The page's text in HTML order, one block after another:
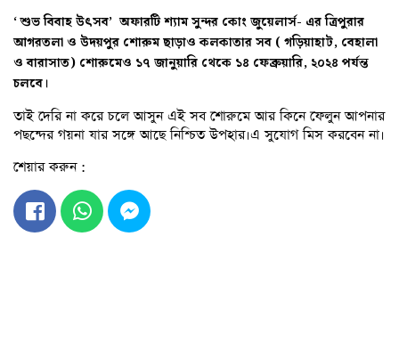
‘ শুভ বিবাহ উৎসব’ অফারটি শ্যাম সুন্দর কোং জুয়েলার্স- এর ত্রিপুরার
আগরতলা ও উদয়পুর শোরুম ছাড়াও কলকাতার সব ( গড়িয়াহাট, বেহালা
ও বারাসাত) শোরুমেও ১৭ জানুয়ারি থেকে ১৪ ফেব্রুয়ারি, ২০২৪ পর্যন্ত
চলবে।
তাই দেরি না করে চলে আসুন এই সব শোরুমে আর কিনে ফেলুন আপনার
পছন্দের গয়না যার সঙ্গে আছে নিশ্চিত উপহার।এ সুযোগ মিস করবেন না।
শেয়ার করুন :